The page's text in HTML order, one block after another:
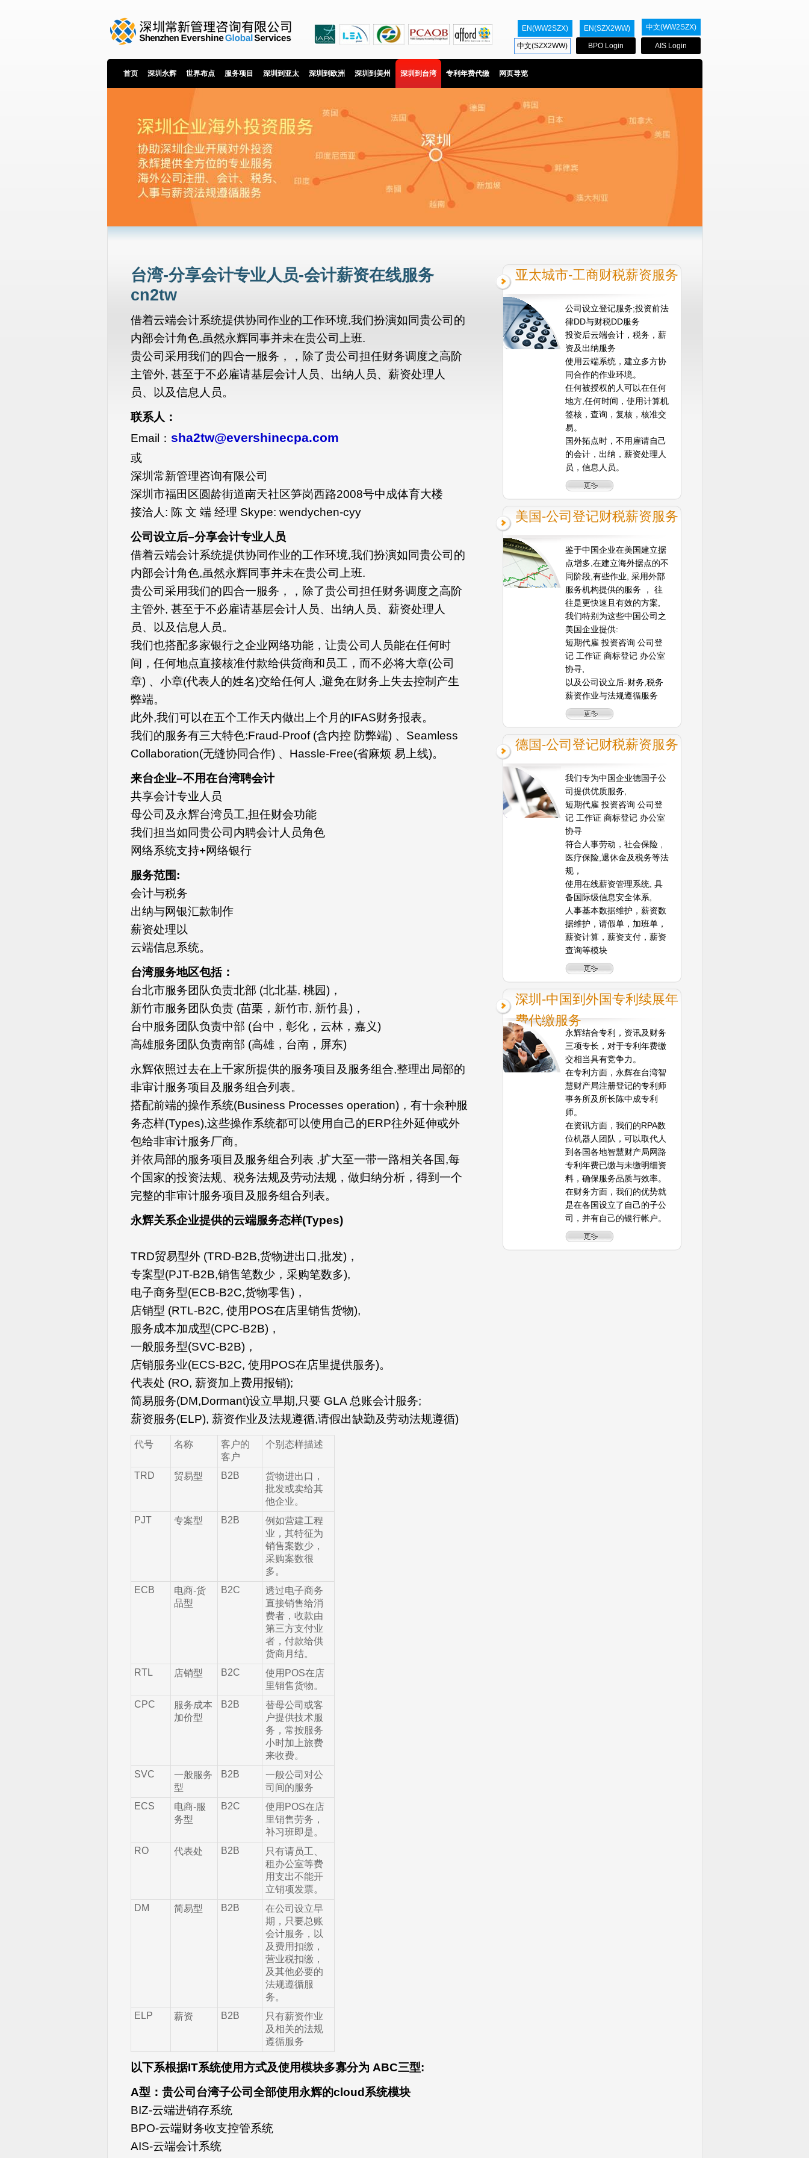
EN(WW2SZX) EN(SZX2WW) 中文(WW2SZX)
中文(SZX2WW) BPO Login AIS Login
首页 深圳永辉 世界布点 服务项目 深圳到亚太 深圳到欧洲 深圳到美州 深圳到台湾 专利年费代缴 网页导览
台湾-分享会计专业人员-会计薪资在线服务
cn2tw
借着云端会计系统提供协同作业的工作环境,我们扮演如同贵公司的
内部会计角色,虽然永辉同事并未在贵公司上班.
贵公司采用我们的四合一服务，，除了贵公司担任财务调度之高阶
主管外, 甚至于不必雇请基层会计人员、出纳人员、薪资处理人
员、以及信息人员。
联系人：
Email： sha2tw@evershinecpa.com
或
深圳常新管理咨询有限公司
深圳市福田区圆龄街道南天社区笋岗西路2008号中成体育大楼
接洽人: 陈 文 端 经理 Skype: wendychen-cyy
公司设立后–分享会计专业人员
借着云端会计系统提供协同作业的工作环境,我们扮演如同贵公司的
内部会计角色,虽然永辉同事并未在贵公司上班.
贵公司采用我们的四合一服务，，除了贵公司担任财务调度之高阶
主管外, 甚至于不必雇请基层会计人员、出纳人员、薪资处理人
员、以及信息人员。
我们也搭配多家银行之企业网络功能，让贵公司人员能在任何时
间，任何地点直接核准付款给供货商和员工，而不必将大章(公司
章) 、小章(代表人的姓名)交给任何人 ,避免在财务上失去控制产生
弊端。
此外,我们可以在五个工作天内做出上个月的IFAS财务报表。
我们的服务有三大特色:Fraud-Proof (含内控 防弊端) 、Seamless
Collaboration(无缝协同合作) 、Hassle-Free(省麻烦 易上线)。
来台企业–不用在台湾聘会计
共享会计专业人员
母公司及永辉台湾员工,担任财会功能
我们担当如同贵公司内聘会计人员角色
网络系统支持+网络银行
服务范围:
会计与税务
出纳与网银汇款制作
薪资处理以
云端信息系统。
台湾服务地区包括：
台北市服务团队负责北部 (北北基, 桃园)，
新竹市服务团队负责 (苗栗，新竹市, 新竹县)，
台中服务团队负责中部 (台中，彰化，云林，嘉义)
高雄服务团队负责南部 (高雄，台南，屏东)
永辉依照过去在上千家所提供的服务项目及服务组合,整理出局部的
非审计服务项目及服务组合列表。
搭配前端的操作系统(Business Processes operation)，有十余种服
务态样(Types),这些操作系统都可以使用自己的ERP往外延伸或外
包给非审计服务厂商。
并依局部的服务项目及服务组合列表 ,扩大至一带一路相关各国,每
个国家的投资法规、税务法规及劳动法规，做归纳分析，得到一个
完整的非审计服务项目及服务组合列表。
永辉关系企业提供的云端服务态样(Types)
TRD贸易型外 (TRD-B2B,货物进出口,批发)，
专案型(PJT-B2B,销售笔数少，采购笔数多),
电子商务型(ECB-B2C,货物零售)，
店销型 (RTL-B2C, 使用POS在店里销售货物),
服务成本加成型(CPC-B2B)，
一般服务型(SVC-B2B)，
店销服务业(ECS-B2C, 使用POS在店里提供服务)。
代表处 (RO, 薪资加上费用报销);
简易服务(DM,Dormant)设立早期,只要 GLA 总账会计服务;
薪资服务(ELP), 薪资作业及法规遵循,请假出缺勤及劳动法规遵循)
代号 名称
客户的
客户
个别态样描述
TRD 贸易型 B2B
货物进出口，
批发或卖给其
他企业。
PJT
专案型 B2B
例如营建工程
业，其特征为
销售案数少，
采购案数很
多。
ECB
电商-货
品型
B2C
透过电子商务
直接销售给消
费者，收款由
第三方支付业
者，付款给供
货商月结。
RTL
店销型 B2C
使用POS在店
里销售货物。
CPC
服务成本
加价型
B2B
替母公司或客
户提供技术服
务，常按服务
小时加上旅费
来收费。
SVC
一般服务
型
B2B
一般公司对公
司间的服务
ECS
电商-服
务型
B2C
使用POS在店
里销售劳务，
补习班即是。
RO
代表处 B2B
只有请员工、
租办公室等费
用支出不能开
立销项发票。
DM
简易型 B2B
在公司设立早
期，只要总账
会计服务，以
及费用扣缴，
营业税扣缴，
及其他必要的
法规遵循服
务。
ELP
薪资 B2B
只有薪资作业
及相关的法规
遵循服务
以下系根据IT系统使用方式及使用模块多寡分为 ABC三型:
A型：贵公司台湾子公司全部使用永辉的cloud 系统模块
BIZ-云端进销存系统
BPO-云端财务收支控管系统
AIS-云端会计系统
亚太城市-工商财税薪资服务
公司设立登记服务;投资前法
律DD与财税DD服务
投资后云端会计，税务，薪
资及出纳服务
使用云端系统，建立多方协
同合作的作业环境。
任何被授权的人可以在任何
地方,任何时间，使用计算机
签核，查询，复核，核准交
易。
国外拓点时，不用雇请自己
的会计，出纳，薪资处理人
员，信息人员。
美国-公司登记财税薪资服务
鉴于中国企业在美国建立据
点增多,在建立海外据点的不
同阶段,有些作业, 采用外部
服务机构提供的服务 ， 往
往是更快速且有效的方案,
我们特别为这些中国公司之
美国企业提供:
短期代雇 投资咨询 公司登
记 工作证 商标登记 办公室
协寻,
以及公司设立后-财务,税务
薪资作业与法规遵循服务
德国-公司登记财税薪资服务
我们专为中国企业德国子公
司提供优质服务,
短期代雇 投资咨询 公司登
记 工作证 商标登记 办公室
协寻
符合人事劳动，社会保险 ,
医疗保险,退休金及税务等法
规，
使用在线薪资管理系统, 具
备国际级信息安全体系,
人事基本数据维护，薪资数
据维护，请假单，加班单，
薪资计算，薪资支付，薪资
查询等模块
深圳-中国到外国专利续展年
费代缴服务
永辉结合专利，资讯及财务
三项专长，对于专利年费缴
交相当具有竞争力。
在专利方面，永辉在台湾智
慧财产局注册登记的专利师
事务所及所长陈中成专利
师。
在资讯方面，我们的RPA数
位机器人团队，可以取代人
到各国各地智慧财产局网路
专利年费已缴与未缴明细资
料，确保服务品质与效率。
在财务方面，我们的优势就
是在各国设立了自己的子公
司，并有自己的银行帐户。